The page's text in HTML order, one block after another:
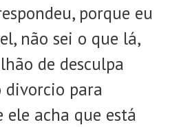
porque eu
não sei o que lá,
de desculpa
divorcio para
ele acha que está